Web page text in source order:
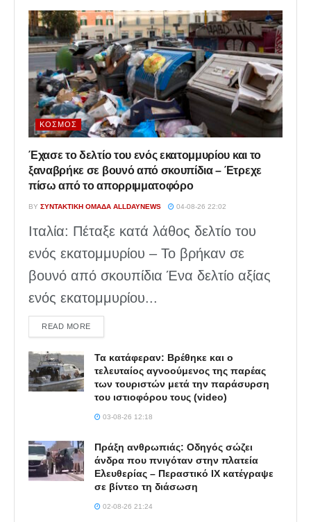
ΚΌΣΜΟΣ
Έχασε το δελτίο του ενός εκατομμυρίου και το
ξαναβρήκε σε βουνό από σκουπίδια – Έτρεχε
πίσω από το απορριμματοφόρο
BY ΣΥΝΤΑΚΤΙΚΉ ΟΜΆΔΑ ALLDAYNEWS 04-08-26 22:02
Ιταλία: Πέταξε κατά λάθος δελτίο του
ενός εκατομμυρίου – Το βρήκαν σε
βουνό από σκουπίδια Ένα δελτίο αξίας
ενός εκατομμυρίου...
READ MOREDETAILS
Τα κατάφεραν: Βρέθηκε και ο
τελευταίος αγνοούμενος της παρέας
των τουριστών μετά την παράσυρση
του ιστιοφόρου τους (video)
03-08-26 12:18
Πράξη ανθρωπιάς: Οδηγός σώζει
άνδρα που πνιγόταν στην πλατεία
Ελευθερίας – Περαστικό ΙΧ κατέγραψε
σε βίντεο τη διάσωση
02-08-26 21:24